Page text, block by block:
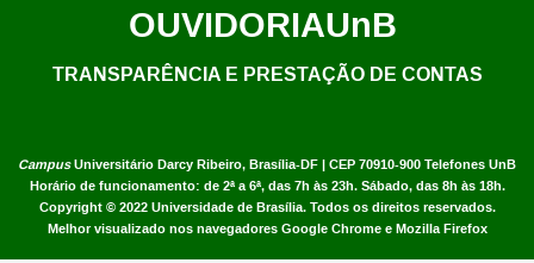
CampusUniversitário Darcy Ribeiro, Brasília-DF | CEP 70910-900 Telefones UnB
Horário de funcionamento: de 2ª a 6ª, das 7h às 23h. Sábado, das 8h às 18h.
Copyright © 2022 Universidade de Brasília. Todos os direitos reservados.
Melhor visualizado nos navegadores Google Chrome e Mozilla Firefox
OUVIDORIAUnB
TRANSPARÊNCIA E PRESTAÇÃO DE CONTAS